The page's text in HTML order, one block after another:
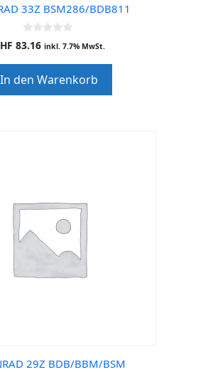
33Z BSM286/BDB811
0
o
o
f
5
83.16 inkl. 7.7% MwSt.
In den Warenkorb
29Z BDB/BBM/BSM